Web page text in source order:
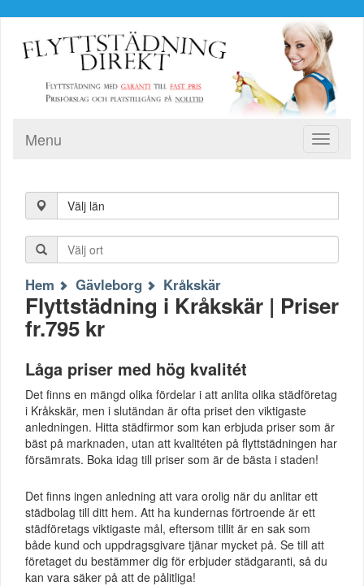
Toggle
Menu
Välj län
Hem Gävleborg Kråkskär
Flyttstädning i Kråkskär | Priser
fr.795 kr
Låga priser med hög kvalitét
Det finns en mängd olika fördelar i att anlita olika städföretag
i Kråkskär, men i slutändan är ofta priset den viktigaste
anledningen. Hitta städfirmor som kan erbjuda priser som är
bäst på marknaden, utan att kvalitéten på flyttstädningen har
försämrats. Boka idag till priser som är de bästa i staden!
Det finns ingen anledning att vara orolig när du anlitar ett
städbolag till ditt hem. Att ha kundernas förtroende är ett
städföretags viktigaste mål, eftersom tillit är en sak som
både kund och uppdragsgivare tjänar mycket på. Se till att
företaget du bestämmer dig för erbjuder städgaranti, så du
kan vara säker på att de pålitliga!